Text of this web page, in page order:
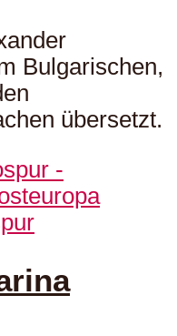
Bulgarischen,
übersetzt.